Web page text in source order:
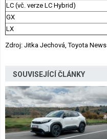
LC (vč. verze LC Hybrid)
GX
LX
Zdroj: Jitka Jechová, Toyota News
SOUVISEJÍCÍ ČLÁNKY